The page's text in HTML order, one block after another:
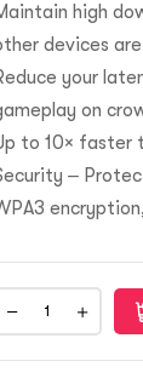
high
devices
your
on
to 10× faster
–